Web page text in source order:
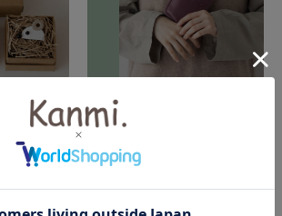
予算別で探す